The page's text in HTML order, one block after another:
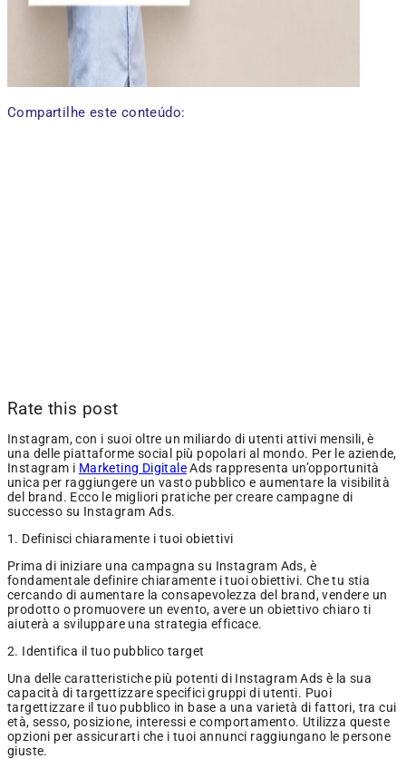
Compartilhe este conteúdo:
Rate this post
Instagram, con i suoi oltre un miliardo di utenti attivi mensili, è
una delle piattaforme social più popolari al mondo. Per le aziende,
Instagram i Marketing DigitaleAds rappresenta un’opportunità
unica per raggiungere un vasto pubblico e aumentare la visibilità
del brand. Ecco le migliori pratiche per creare campagne di
successo su Instagram Ads.
1. Definisci chiaramente i tuoi obiettivi
Prima di iniziare una campagna su Instagram Ads, è
fondamentale definire chiaramente i tuoi obiettivi. Che tu stia
cercando di aumentare la consapevolezza del brand, vendere un
prodotto o promuovere un evento, avere un obiettivo chiaro ti
aiuterà a sviluppare una strategia efficace.
2. Identifica il tuo pubblico target
Una delle caratteristiche più potenti di Instagram Ads è la sua
capacità di targettizzare specifici gruppi di utenti. Puoi
targettizzare il tuo pubblico in base a una varietà di fattori, tra cui
età, sesso, posizione, interessi e comportamento. Utilizza queste
opzioni per assicurarti che i tuoi annunci raggiungano le persone
giuste.